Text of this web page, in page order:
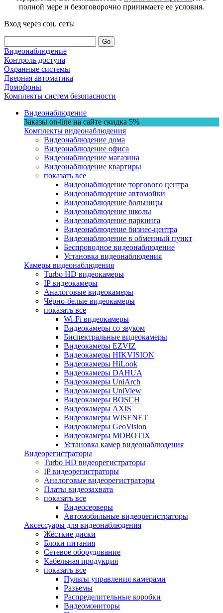
полной мере и безоговорочно принимаете ее условия.
Вход через соц. сеть:
Go
Видеонаблюдение
Контроль доступа
Охранные системы
Дверная автоматика
Домофоны
Комплекты систем безопасности
Видеонаблюдение
Заказы on-line на сaйте скидка 5%
Комплекты видеонаблюдения
Видеонаблюдение дома
Видеонаблюдение офиса
Видеонаблюдение магазина
Видеонаблюдение квартиры
показать все
Видеонаблюдение торгового центра
Видеонаблюдение автомойки
Видеонаблюдение больницы
Видеонаблюдение школы
Видеонаблюдение паркинга
Видеонаблюдение бизнес-центра
Видеонаблюдение в обменный пункт
Беспроводное видеонаблюдение
Установка видеонаблюдения
Камеры видеонаблюдения
Turbo HD видеокамеры
IP видеокамеры
Аналоговые видеокамеры
Чёрно-белые видеокамеры
показать все
Wi-Fi видеокамеры
Видеокамеры со звуком
Биспектральные видеокамеры
Видеокамеры EZVIZ
Видеокамеры HIKVISION
Видеокамеры HiLook
Видеокамеры DAHUA
Видеокамеры UniArch
Видеокамеры UniView
Видеокамеры BOSCH
Видеокамеры AXIS
Видеокамеры WISENET
Видеокамеры GeoVision
Видеокамеры MOBOTIX
Установка камер видеонаблюдения
Видеорегистраторы
Turbo HD видеорегистраторы
IP видеорегистраторы
Аналоговые видеорегистраторы
Платы видеозахвата
показать все
Видеосерверы
Автомобильные видеорегистраторы
Аксессуары для видеонаблюдения
Жёсткие диски
Блоки питания
Сетевое оборудование
Кабельная продукция
показать все
Пульты управления камерами
Разъемы
Распределительные коробки
Видеомониторы